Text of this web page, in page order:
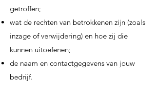
getroffen;
wat de rechten van betrokkenen zijn (zoals
inzage of verwijdering) en hoe zij die
kunnen uitoefenen;
de naam en contactgegevens van jouw
bedrijf.